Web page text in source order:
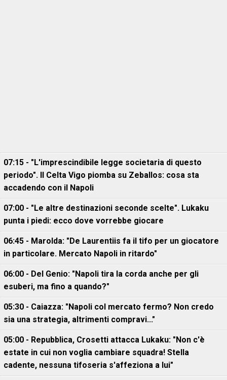
07:15 - "L'imprescindibile legge societaria di questo
periodo". Il Celta Vigo piomba su Zeballos: cosa sta
accadendo con il Napoli
07:00 - "Le altre destinazioni seconde scelte". Lukaku
punta i piedi: ecco dove vorrebbe giocare
06:45 - Marolda: "De Laurentiis fa il tifo per un giocatore
in particolare. Mercato Napoli in ritardo"
06:00 - Del Genio: "Napoli tira la corda anche per gli
esuberi, ma fino a quando?"
05:30 - Caiazza: "Napoli col mercato fermo? Non credo
sia una strategia, altrimenti compravi..."
05:00 - Repubblica, Crosetti attacca Lukaku: "Non c'è
estate in cui non voglia cambiare squadra! Stella
cadente, nessuna tifoseria s'affeziona a lui"